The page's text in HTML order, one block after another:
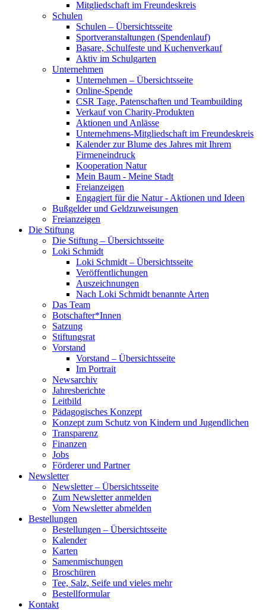
Mitgliedschaft im Freundeskreis
Schulen
Schulen – Übersichtsseite
Sportveranstaltungen (Spendenlauf)
Basare, Schulfeste und Kuchenverkauf
Aktiv im Schulgarten
Unternehmen
Unternehmen – Übersichtsseite
Online-Spende
CSR Tage, Patenschaften und Teambuilding
Verkauf von Charity-Produkten
Aktionen und Anlässe
Unternehmens-Mitgliedschaft im Freundeskreis
Kalender zur Blume des Jahres mit Ihrem
Firmeneindruck
Kooperation Natur
Mein Baum - Meine Stadt
Freianzeigen
Engagiert für die Natur - Aktionen und Ideen
Bußgelder und Geldzuweisungen
Freianzeigen
Die Stiftung
Die Stiftung – Übersichtsseite
Loki Schmidt
Loki Schmidt – Übersichtsseite
Veröffentlichungen
Auszeichnungen
Nach Loki Schmidt benannte Arten
Das Team
Botschafter*Innen
Satzung
Stiftungsrat
Vorstand
Vorstand – Übersichtsseite
Im Portrait
Newsarchiv
Jahresberichte
Leitbild
Pädagogisches Konzept
Konzept zum Schutz von Kindern und Jugendlichen
Transparenz
Finanzen
Jobs
Förderer und Partner
Newsletter
Newsletter – Übersichtsseite
Zum Newsletter anmelden
Vom Newsletter abmelden
Bestellungen
Bestellungen – Übersichtsseite
Kalender
Karten
Samenmischungen
Broschüren
Tee, Salz, Seife und vieles mehr
Bestellformular
Kontakt